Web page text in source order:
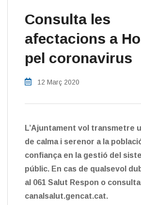
Consulta les
afectacions a
pel coronavirus
12 Març 2020
L’Ajuntament vol transmetre
de calma i serenor a la
confiança en la gestió del
públic. En cas de qualsevol
al 061 Salut Respon o
canalsalut.gencat.cat.